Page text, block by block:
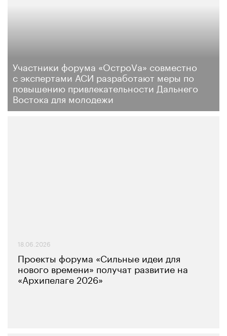
Участники форума «ОстроVа» совместно
с экспертами АСИ разработают меры по
повышению привлекательности Дальнего
Востока для молодежи
18.06.2026
Проекты форума «Сильные идеи для
нового времени» получат развитие на
«Архипелаге 2026»